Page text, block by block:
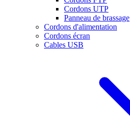
Cordons UTP
Panneau de brassage
Cordons d'alimentation
Cordons écran
Cables USB